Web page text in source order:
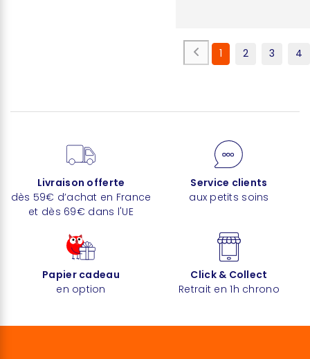
1 2 3 4
Livraison offerte
dès 59€ d’achat en France
et dès 69€ dans l'UE
Service clients
aux petits soins
Papier cadeau
en option
Click & Collect
Retrait en 1h chrono